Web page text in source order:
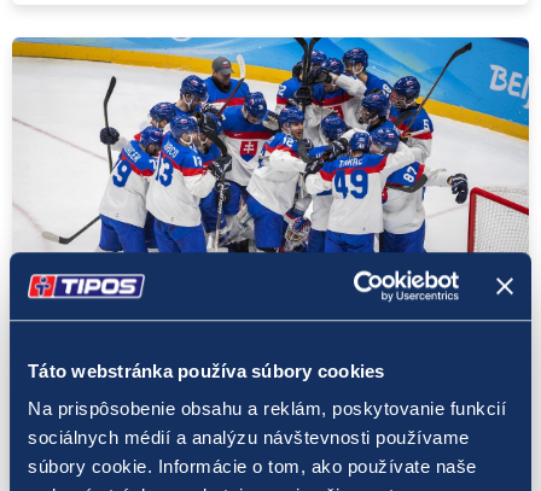
Táto webstránka používa súbory cookies
Na prispôsobenie obsahu a reklám, poskytovanie funkcií
sociálnych médií a analýzu návštevnosti používame
súbory cookie. Informácie o tom, ako používate naše
Peking 2022
16. 2. 2022
Slovensko je v hokejovom semifinále,
domov poslalo Američanov